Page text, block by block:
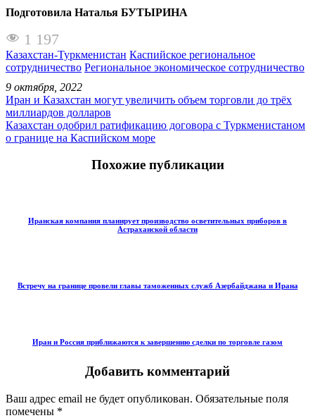
Подготовила Наталья БУТЫРИНА
1 197
Казахстан-Туркменистан Каспийское региональное
сотрудничество Региональное экономическое сотрудничество
9 октября, 2022
Иран и Казахстан могут увеличить объем торговли до трёх
миллиардов долларов
Казахстан одобрил ратификацию договора с Туркменистаном
о границе на Каспийском море
Похожие публикации
Иранская компания планирует производство осветительных приборов в
Астраханской области
Встречу на границе провели главы таможенных служб Азербайджана и Ирана
Иран и Россия приближаются к завершению сделки по торговле газом
Добавить комментарий
Ваш адрес email не будет опубликован. Обязательные поля
помечены *